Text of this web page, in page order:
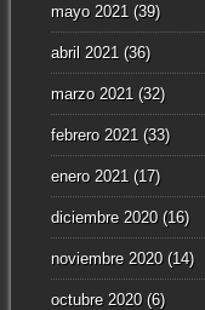
mayo 2021 (39)
abril 2021 (36)
marzo 2021 (32)
febrero 2021 (33)
enero 2021 (17)
diciembre 2020(16)
noviembre 2020(14)
octubre 2020(6)